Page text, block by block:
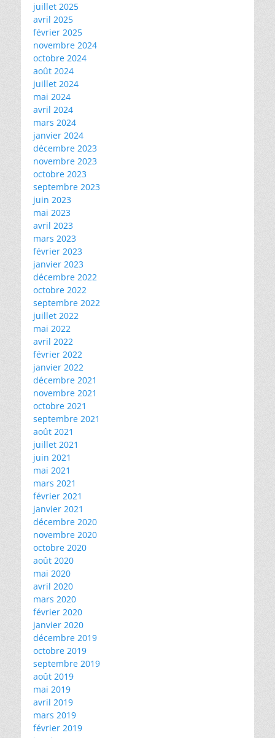
juillet 2025
avril 2025
février 2025
novembre 2024
octobre 2024
août 2024
juillet 2024
mai 2024
avril 2024
mars 2024
janvier 2024
décembre 2023
novembre 2023
octobre 2023
septembre 2023
juin 2023
mai 2023
avril 2023
mars 2023
février 2023
janvier 2023
décembre 2022
octobre 2022
septembre 2022
juillet 2022
mai 2022
avril 2022
février 2022
janvier 2022
décembre 2021
novembre 2021
octobre 2021
septembre 2021
août 2021
juillet 2021
juin 2021
mai 2021
mars 2021
février 2021
janvier 2021
décembre 2020
novembre 2020
octobre 2020
août 2020
mai 2020
avril 2020
mars 2020
février 2020
janvier 2020
décembre 2019
octobre 2019
septembre 2019
août 2019
mai 2019
avril 2019
mars 2019
février 2019